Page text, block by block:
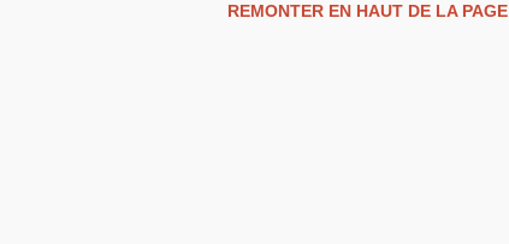
REMONTER EN HAUT DE LA PAGE